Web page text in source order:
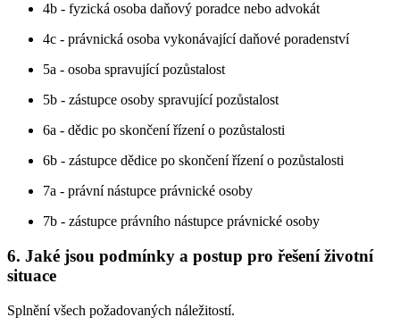
4b - fyzická osoba daňový poradce nebo advokát
4c - právnická osoba vykonávající daňové poradenství
5a - osoba spravující pozůstalost
5b - zástupce osoby spravující pozůstalost
6a - dědic po skončení řízení o pozůstalosti
6b - zástupce dědice po skončení řízení o pozůstalosti
7a - právní nástupce právnické osoby
7b - zástupce právního nástupce právnické osoby
6. Jaké jsou podmínky a postup pro řešení životní
situace
Splnění všech požadovaných náležitostí.